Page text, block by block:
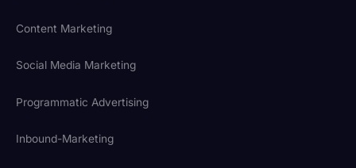
Content Marketing
Social Media Marketing
Programmatic Advertising
Inbound-Marketing